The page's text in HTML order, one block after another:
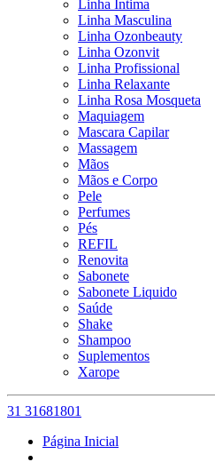
Linha Intima
Linha Masculina
Linha Ozonbeauty
Linha Ozonvit
Linha Profissional
Linha Relaxante
Linha Rosa Mosqueta
Maquiagem
Mascara Capilar
Massagem
Mãos
Mãos e Corpo
Pele
Perfumes
Pés
REFIL
Renovita
Sabonete
Sabonete Liquido
Saúde
Shake
Shampoo
Suplementos
Xarope
31 31681801
Página Inicial